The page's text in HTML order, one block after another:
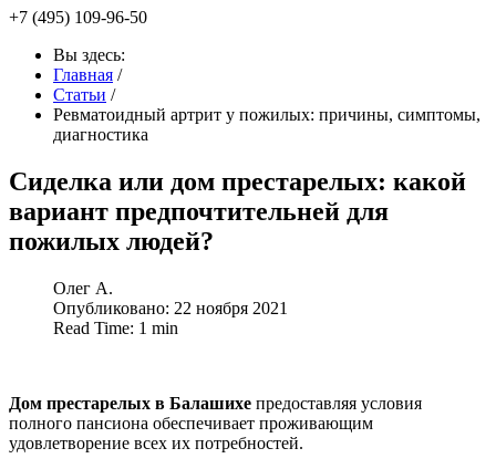
+7 (495) 109-96-50
Вы здесь:
Главная /
Статьи /
Ревматоидный артрит у пожилых: причины, симптомы,
диагностика
Сиделка или дом престарелых: какой
вариант предпочтительней для
пожилых людей?
Олег А.
Опубликовано: 22 ноября 2021
Read Time: 1 min
Дом престарелых в Балашихе предоставляя условия
полного пансиона обеспечивает проживающим
удовлетворение всех их потребностей.